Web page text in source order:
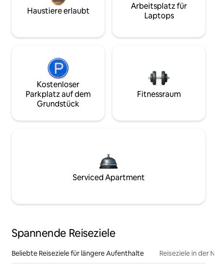
Haustiere erlaubt
Arbeitsplatz für
Laptops
Kostenloser
Parkplatz auf dem
Grundstück
Fitnessraum
Serviced Apartment
Spannende Reiseziele
Beliebte Reiseziele für längere Aufenthalte Reiseziele in der